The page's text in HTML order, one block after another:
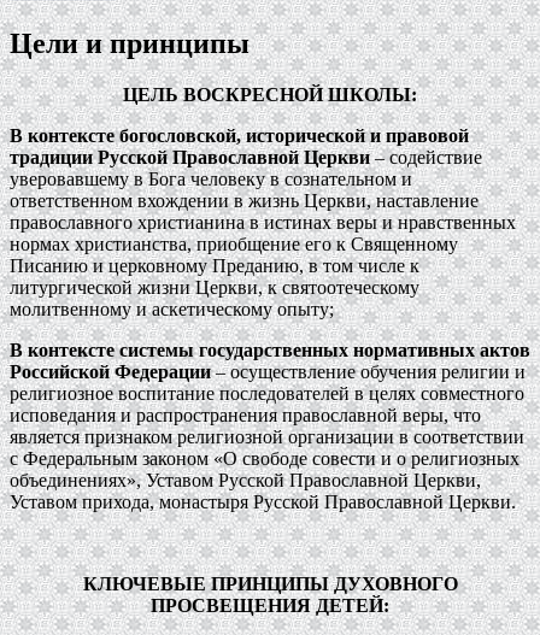
Цели и принципы
ЦЕЛЬ ВОСКРЕСНОЙ ШКОЛЫ:
В контексте богословской, исторической и правовой
традиции Русской Православной Церкви– содействие
уверовавшему в Бога человеку в сознательном и
ответственном вхождении в жизнь Церкви, наставление
православного христианина в истинах веры и нравственных
нормах христианства, приобщение его к Священному
Писанию и церковному Преданию, в том числе к
литургической жизни Церкви, к святоотеческому
молитвенному и аскетическому опыту;
В контексте системы государственных нормативных актов
Российской Федерации– осуществление обучения религии и
религиозное воспитание последователей в целях совместного
исповедания и распространения православной веры, что
является признаком религиозной организации в соответствии
с Федеральным законом «О свободе совести и о религиозных
объединениях», Уставом Русской Православной Церкви,
Уставом прихода, монастыря Русской Православной Церкви.
КЛЮЧЕВЫЕ ПРИНЦИПЫ ДУХОВНОГО
ПРОСВЕЩЕНИЯ ДЕТЕЙ: